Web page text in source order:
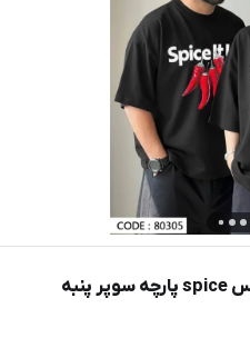
تیشرت باکسی چاپی طرح اسپایس spice پارچه سوپر پنبه